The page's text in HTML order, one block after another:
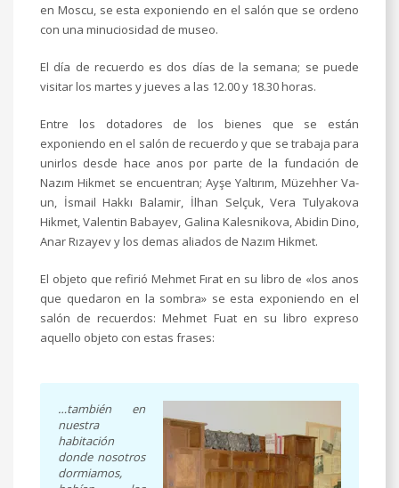
en Moscu, se esta exponiendo en el salón que se ordeno
con una minuciosidad de museo.
El día de recuerdo es dos días de la semana; se puede
visitar los martes y jueves a las 12.00 y 18.30 horas.
Entre los dotadores de los bienes que se están
exponiendo en el salón de recuerdo y que se trabaja para
unirlos desde hace anos por parte de la fundación de
Nazım Hikmet se encuentran; Ayşe Yaltırım, Müzehher Va-
un, İsmail Hakkı Balamir, İlhan Selçuk, Vera Tulyakova
Hikmet, Valentin Babayev, Galina Kalesnikova, Abidin Dino,
Anar Rızayev y los demas aliados de Nazım Hikmet.
El objeto que refirió Mehmet Fırat en su libro de «los anos
que quedaron en la sombra» se esta exponiendo en el
salón de recuerdos: Mehmet Fuat en su libro expreso
aquello objeto con estas frases:
…también en
nuestra
habitación
donde nosotros
dormiamos,